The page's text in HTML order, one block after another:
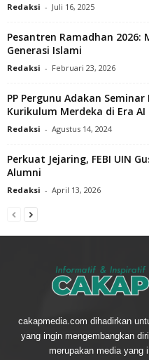
Redaksi - Juli 16, 2025
Pesantren Ramadhan
Generasi Islami
Redaksi - Februari 23, 2026
PP Pergunu Adakan
Kurikulum Merdeka di Era AI
Redaksi - Agustus 14, 2024
Perkuat Jejaring, FEBI UIN
Alumni
Redaksi - April 13, 2026
cakapmedia.com dihadirkan
yang ingin mengembangkan
merupakan media yang